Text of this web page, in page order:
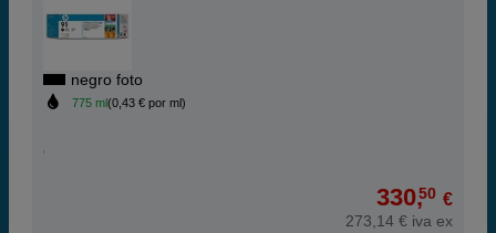
negro foto
775 ml(0,43 € por ml)
330,50 €
273,14 € iva ex